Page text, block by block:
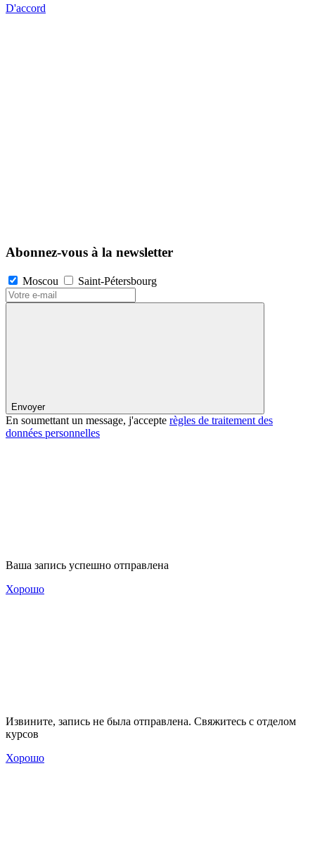
D'accord
Abonnez-vous à la newsletter
Moscou Saint-Pétersbourg
Envoyer
En soumettant un message, j'accepte règles de traitement des
données personnelles
Ваша запись успешно отправлена
Хорошо
Извините, запись не была отправлена. Свяжитесь с отделом
курсов
Хорошо